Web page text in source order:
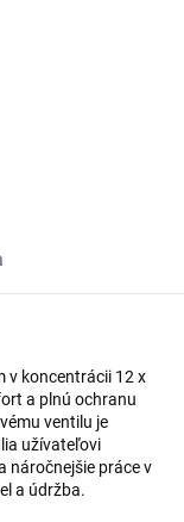
v koncentrácii 12 x
a plnú ochranu
ventilu je
užívateľovi
náročnejšie práce v
a údržba.